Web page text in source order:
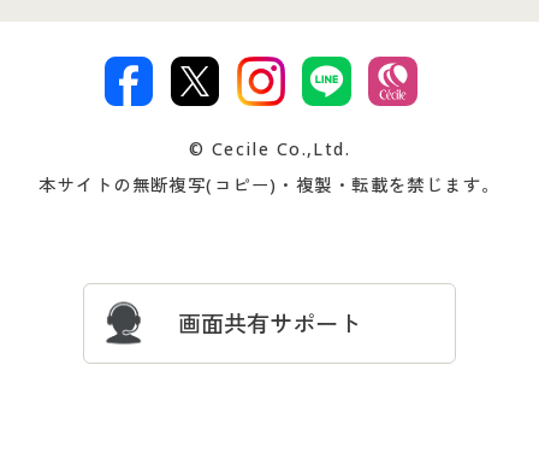
著作権・商標について 会社案内
プレゼント＆キャンペーン サイトマップ
交換・返品は お支払は
ついて
忘れの場合
© Cecile Co.,Ltd.
本サイトの無断複写(コピー)・複製・転載を禁じます。
画面共有サポート